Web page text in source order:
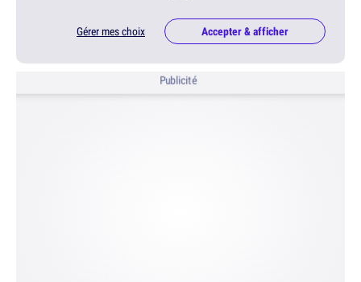
Gérer mes choix Accepter & afficher
Publicité